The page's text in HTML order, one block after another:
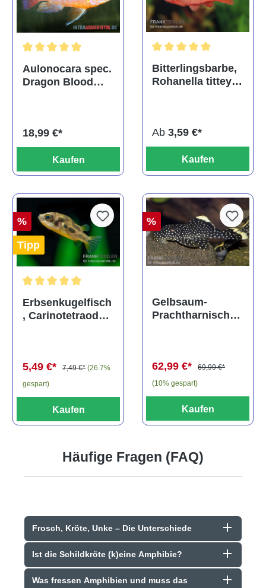
Durchschnittliche Bewertung von 5 von 5 Sternen
Aulonocara spec.
Dragon Blood
18,99 €*
Kaufen
Bitterlingsbarbe,
Rohanella titteya,
Ab 3,59 €*
Kaufen
%
Tipp
Durchschnittliche Bewertung von 5 von 5 Sternen
Erbsenkugelfisch
, Carinotetraodon
5,49 €* 7,49 €* (26.7%
gespart)
Kaufen
%
Gelbsaum-
Prachtharnischw
62,99 €*
69,99 €*
(10% gespart)
Kaufen
Häufige Fragen (FAQ)
Frosch, Kröte, Unke – Die Unterschiede
Ist die Schildkröte (k)eine Amphibie?
Was fressen Amphibien und muss das